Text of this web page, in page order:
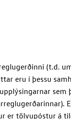
(t.d.
eru í þessu
sem
er tölvupóstur á